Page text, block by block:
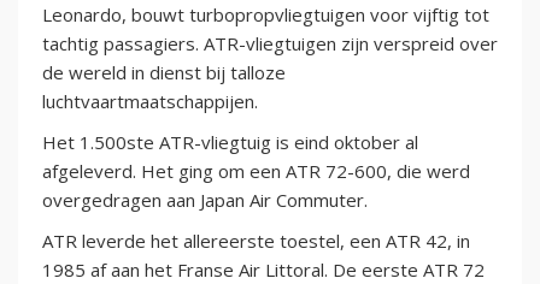
Leonardo, bouwt turbopropvliegtuigen voor vijftig tot
tachtig passagiers. ATR-vliegtuigen zijn verspreid over
de wereld in dienst bij talloze
luchtvaartmaatschappijen.
Het 1.500ste ATR-vliegtuig is eind oktober al
afgeleverd. Het ging om een ATR 72-600, die werd
overgedragen aan Japan Air Commuter.
ATR leverde het allereerste toestel, een ATR 42, in
1985 af aan het Franse Air Littoral. De eerste ATR 72